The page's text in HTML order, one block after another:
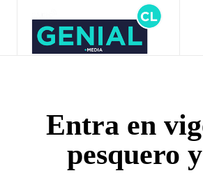
Entra en
pesquero